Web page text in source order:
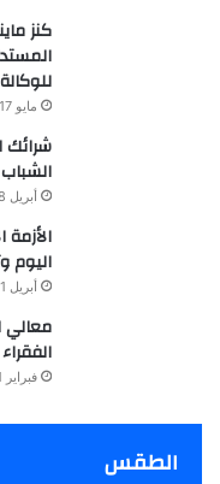
كنز
مايو 17, 2026
شرائك
أبريل 28, 2026
الأزمة
اليوم
أبريل 1, 2026
معالي
فبراير 21, 2026
الطقس